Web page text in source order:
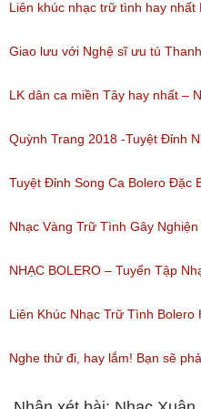
(Lượt nghe: 277)
Liên khúc nhạc trữ tình hay nhất
nghe: 193)
Giao lưu với Nghệ sĩ ưu tú
Bolero
(Lượt nghe: 80)
LK dân ca miền Tây hay nhất –
miền tây hay nhất
(Lượt nghe: 184)
Quỳnh Trang 2018 -Tuyệt Đỉnh
Của Quỳnh Trang 2018
(Lượt nghe: 155)
Tuyệt Đỉnh Song Ca Bolero Đặc
Bài Hát Song Ca Nhạc Vàng
(Lượt nghe: 218)
Nhạc Vàng Trữ Tình Gây
Ca Thiên Quang Quỳnh Trang
(Lượt nghe: 219)
NHẠC BOLERO – Tuyển Tập
Nhất / Tuyệt Đỉnh Bolero
(Lượt nghe: 99)
Liên Khúc Nhạc Trữ Tình
Vàng Trữ Tình Hay Nhất 2018
(Lượt nghe: 75)
Nghe thử đi, hay lắm! Bạn sẽ
Nhạc miền Tây đặc sắc